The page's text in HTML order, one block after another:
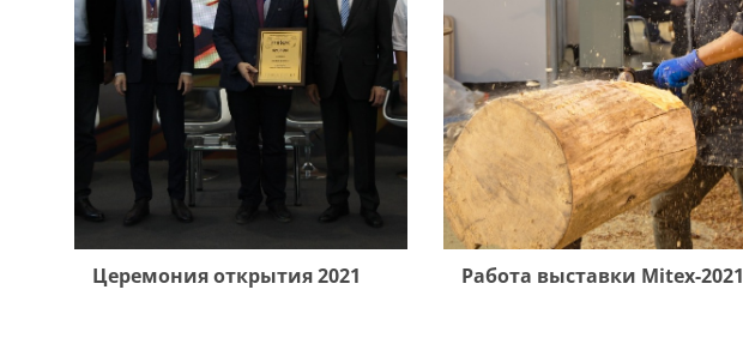
Церемония открытия 2021 Работа выставки Mitex-2021